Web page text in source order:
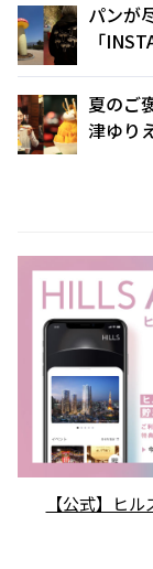
パンが
「
夏のご
津ゆり
【公式】ヒル